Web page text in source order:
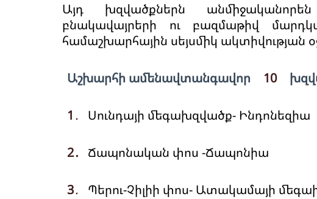
Այդ խզվածքներն
բնակավայրերի ու բազմաթիվ
համաշխարհային սեյսմիկ ակտիվության
Աշխարհի ամենավտանգավոր 10
1 ․ Սունդայի մեգախզվածք- Ինդոնեզիա
2․ Ճապոնական փոս -Ճապոնիա
3․ Պերու-Չիլիի փոս- Ատակամայի